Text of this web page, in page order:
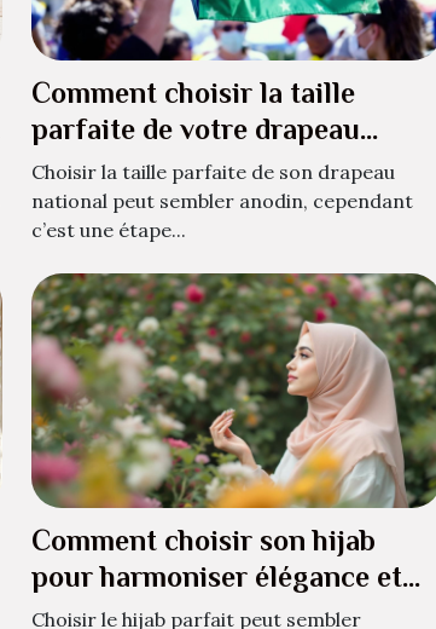
Comment choisir la taille
parfaite de votre drapeau
national ?
Choisir la taille parfaite de son drapeau
national peut sembler anodin, cependant
c’est une étape...
Comment choisir son hijab
pour harmoniser élégance et
confort ?
Choisir le hijab parfait peut sembler